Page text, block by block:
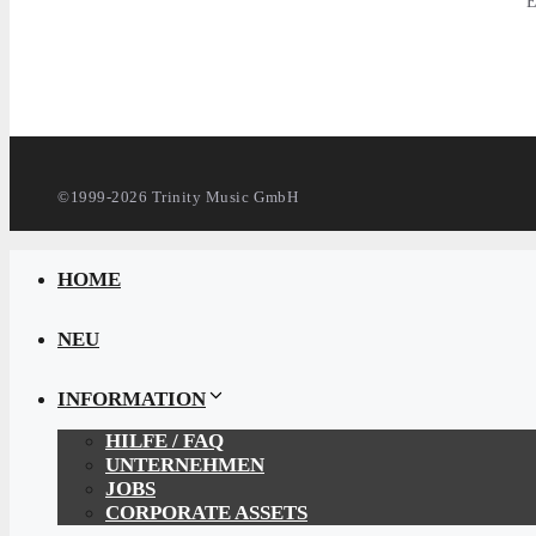
©1999-2026 Trinity Music GmbH
HOME
NEU
INFORMATION
HILFE / FAQ
UNTERNEHMEN
JOBS
CORPORATE ASSETS